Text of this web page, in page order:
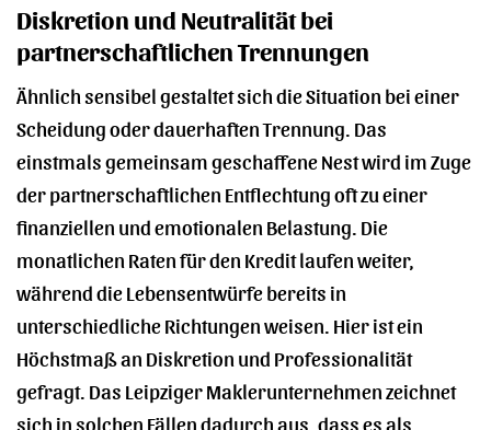
Diskretion und Neutralität bei
partnerschaftlichen Trennungen
Ähnlich sensibel gestaltet sich die Situation bei einer
Scheidung oder dauerhaften Trennung. Das
einstmals gemeinsam geschaffene Nest wird im Zuge
der partnerschaftlichen Entflechtung oft zu einer
finanziellen und emotionalen Belastung. Die
monatlichen Raten für den Kredit laufen weiter,
während die Lebensentwürfe bereits in
unterschiedliche Richtungen weisen. Hier ist ein
Höchstmaß an Diskretion und Professionalität
gefragt. Das Leipziger Maklerunternehmen zeichnet
sich in solchen Fällen dadurch aus, dass es als